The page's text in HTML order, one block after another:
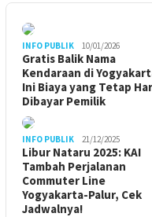
INFO PUBLIK 10/01/2026
Gratis Balik Nama
Kendaraan di
Ini Biaya yang Tetap
Dibayar Pemilik
INFO PUBLIK 21/12/2025
Libur Nataru 2025: KAI
Tambah Perjalanan
Commuter Line
Yogyakarta-Palur, Cek
Jadwalnya!